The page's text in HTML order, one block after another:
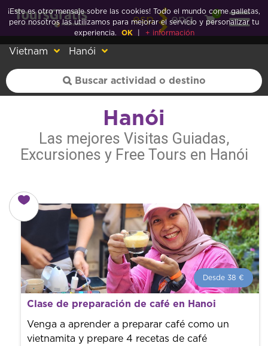
esp eng
0
Vietnam Hanói
Hanói
Las mejores Visitas Guiadas,
Excursiones y Free Tours en Hanói
Desde 38 €
Desde 38 €
por persona.
¡Reserva con nosotros! Colaboramos con los mejores
guías de la ciudad para tener el mejor precio y servicio.
Clase de preparación de café en Hanoi
Venga a aprender a preparar café como un
vietnamita y prepare 4 recetas de café
¡Este es otro mensaje sobre las cookies! Todo el mundo come galletas,
pero nosotros las utilizamos para mejorar el servicio y personalizar tu
experiencia.
OK + información